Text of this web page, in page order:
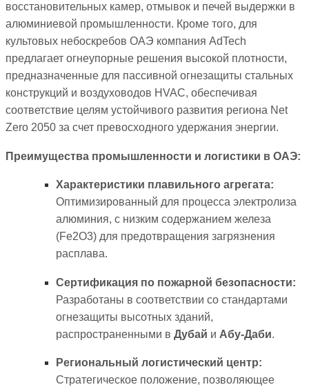
восстановительных камер, отмывок и печей выдержки в
алюминиевой промышленности. Кроме того, для
культовых небоскребов ОАЭ компания AdTech
предлагает огнеупорные решения высокой плотности,
предназначенные для пассивной огнезащиты стальных
конструкций и воздуховодов HVAC, обеспечивая
соответствие целям устойчивого развития региона Net
Zero 2050 за счет превосходного удержания энергии.
Преимущества промышленности и логистики в ОАЭ:
Характеристики плавильного агрегата:
Оптимизированный для процесса электролиза
алюминия, с низким содержанием железа
(Fe2O3) для предотвращения загрязнения
расплава.
Сертификация по пожарной безопасности:
Разработаны в соответствии со стандартами
огнезащиты высотных зданий,
распространенными в Дубай и Абу-Даби.
Региональный логистический центр:
Стратегическое положение, позволяющее